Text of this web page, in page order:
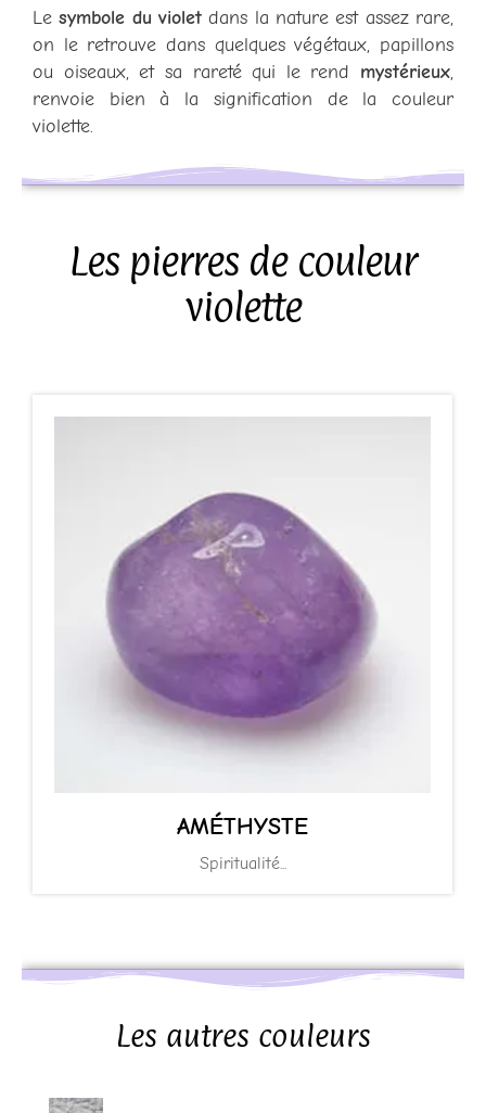
Lesymbole du violet dans la nature est assez rare,
on le retrouve dans quelques végétaux, papillons
ou oiseaux, et sa rareté qui le rend mystérieux,
renvoie bien à la signification de la couleur
violette.
Les pierres de couleur
violette
AMÉTHYSTE
Spiritualité...
Les autres couleurs